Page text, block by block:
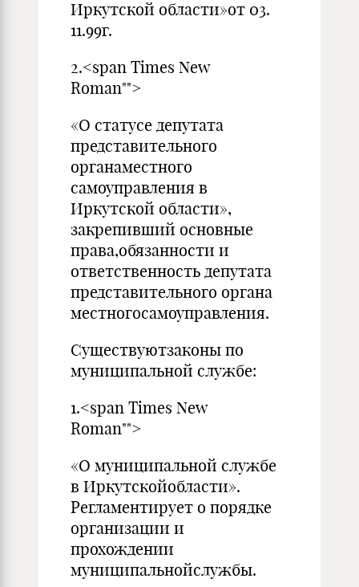
Иркутской области»от 03.
11.99г.
2.<span Times New
Roman"">
«О статусе депутата
представительного
органаместного
самоуправления в
Иркутской области»,
закрепивший основные
права,обязанности и
ответственность депутата
представительного органа
местногосамоуправления.
Существуютзаконы по
муниципальной службе:
1.<span Times New
Roman"">
«О муниципальной службе
в Иркутскойобласти».
Регламентирует о порядке
организации и
прохождении
муниципальнойслужбы.